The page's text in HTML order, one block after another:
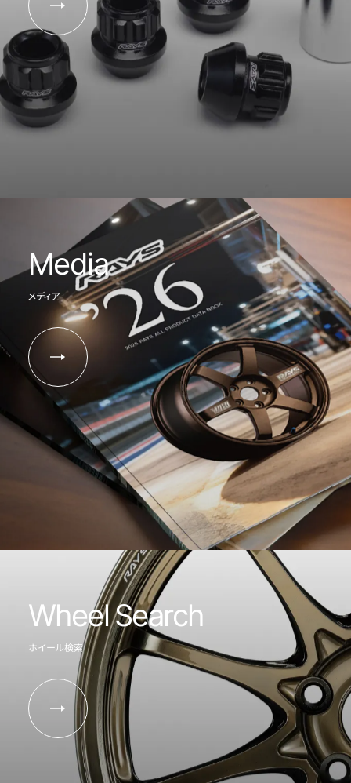
Media
メディア
Wheel Search
ホイール検索